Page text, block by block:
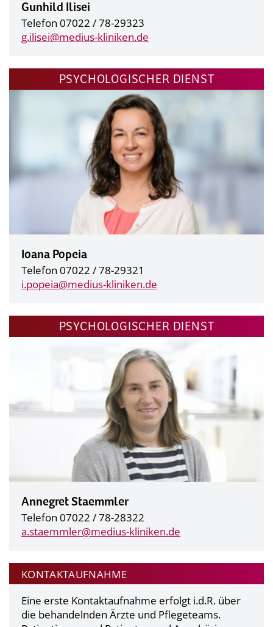
Gunhild Ilisei
Telefon 07022 / 78-29323
g.ilisei@medius-kliniken.de
PSYCHOLOGISCHER DIENST
Ioana Popeia
Telefon 07022 / 78-29321
i.popeia@medius-kliniken.de
PSYCHOLOGISCHER DIENST
Annegret Staemmler
Telefon 07022 / 78-28322
a.staemmler@medius-kliniken.de
KONTAKTAUFNAHME
Eine erste Kontaktaufnahme erfolgt i.d.R. über
die behandelnden Ärzte und Pflegeteams.